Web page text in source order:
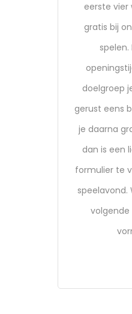
eerste vier
gratis bij
spelen.
doelgroep
gerust eens
je daarna
dan is een
formulier te
speelavond.